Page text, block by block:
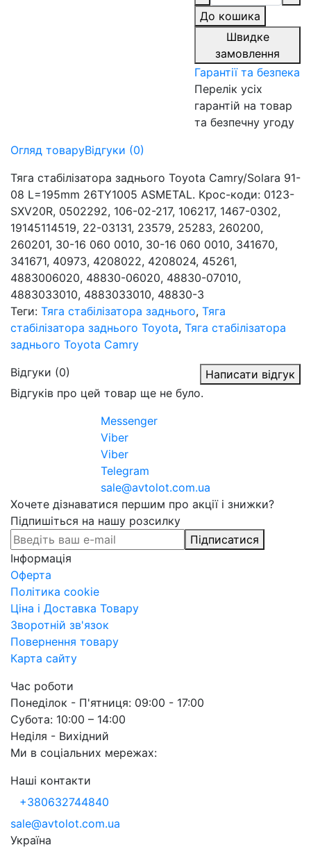
До кошика
Швидке
замовлення
Гарантії та безпека
Перелік усіх
гарантій на товар
та безпечну угоду
Огляд товаруВідгуки (0)
Тяга стабілізатора заднього Toyota Camry/Solara 91-
08 L=195mm 26TY1005 ASMETAL. Крос-коди: 0123-
SXV20R, 0502292, 106-02-217, 106217, 1467-0302,
19145114519, 22-03131, 23579, 25283, 260200,
260201, 30-16 060 0010, 30-16 060 0010, 341670,
341671, 40973, 4208022, 4208024, 45261,
4883006020, 48830-06020, 48830-07010,
4883033010, 4883033010, 48830-3
Теги: Тяга стабілізатора заднього, Тяга
стабілізатора заднього Toyota, Тяга стабілізатора
заднього Toyota Camry
Відгуки (0)
Написати відгук
Відгуків про цей товар ще не було.
Messenger
Viber
Viber
Telegram
sale@avtolot.com.ua
Хочете дізнаватися першим про акції і знижки?
Підпишіться на нашу розсилку
Підписатися
Інформація
Оферта
Політика cookie
Ціна і Доставка Товару
Зворотній зв'язок
Повернення товару
Карта сайту
Час роботи
Понеділок - П'ятниця: 09:00 - 17:00
Субота: 10:00 – 14:00
Неділя - Вихідний
Ми в соціальних мережах:
Наші контакти
+380632744840
sale@avtolot.com.ua
Українa